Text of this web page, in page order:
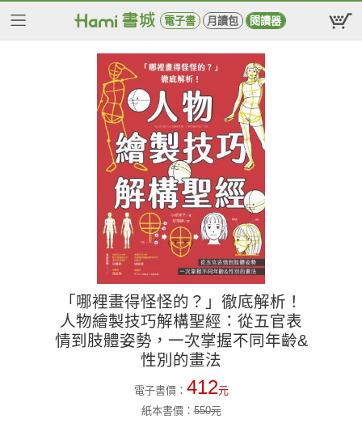
電子書 月讀包 閱讀器
「哪裡畫得怪怪的？」徹底解析！
人物繪製技巧解構聖經：從五官表
情到肢體姿勢，一次掌握不同年齡&
性別的畫法
電子書價： 412元
紙本書價：550元